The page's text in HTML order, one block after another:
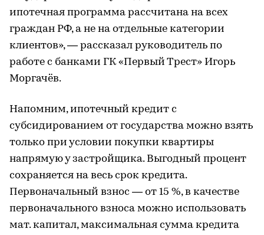
ипотечная программа рассчитана на всех
граждан РФ, а не на отдельные категории
клиентов», — рассказал руководитель по
работе с банками ГК «Первый Трест» Игорь
Моргачёв.
Напомним, ипотечный кредит с
субсидированием от государства можно взять
только при условии покупки квартиры
напрямую у застройщика. Выгодный процент
сохраняется на весь срок кредита.
Первоначальный взнос — от 15 %, в качестве
первоначального взноса можно использовать
мат. капитал, максимальная сумма кредита